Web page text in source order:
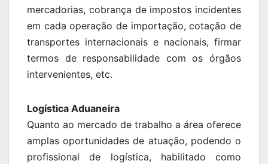
mercadorias, cobrança de impostos incidentes
em cada operação de importação, cotação de
transportes internacionais e nacionais, firmar
termos de responsabilidade com os órgãos
intervenientes, etc.
Logística Aduaneira
Quanto ao mercado de trabalho a área oferece
amplas oportunidades de atuação, podendo o
profissional de logística, habilitado como